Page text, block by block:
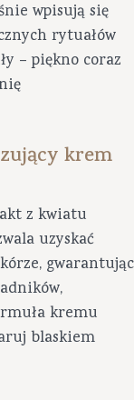
wpisują się
rytuałów
– piękno coraz
krem
z kwiatu
uzyskać
gwarantując
kremu
blaskiem